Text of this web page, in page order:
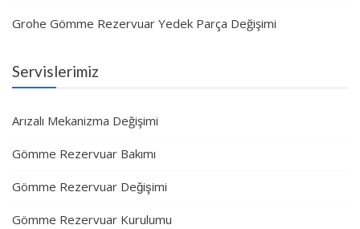
Grohe Gömme Rezervuar Yedek Parça Değişimi
Servislerimiz
Arızalı Mekanizma Değişimi
Gömme Rezervuar Bakımı
Gömme Rezervuar Değişimi
Gömme Rezervuar Kurulumu